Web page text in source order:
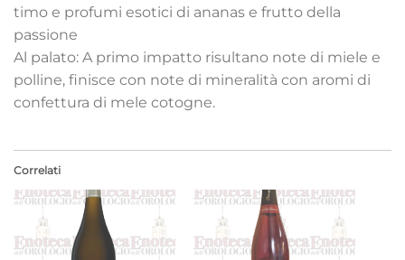
timo e profumi esotici di ananas e frutto della
passione
Al palato: A primo impatto risultano note di miele e
polline, finisce con note di mineralità con aromi di
confettura di mele cotogne.
Correlati